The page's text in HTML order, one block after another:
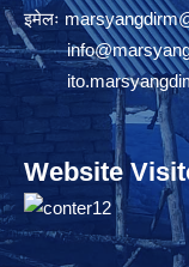
इमेलः
Website